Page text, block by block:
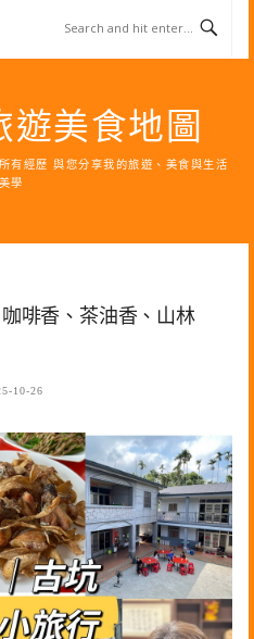
遊美食地圖
有經歷 與您分享我的旅遊、美食與生活
美學
啡香、茶油香、山林
10-26